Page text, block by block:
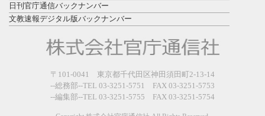
2026年7月27
日更新
政経学部の
来春開設決
定を祝...
日刊官庁通信バックナンバー
文教速報デジタル版バックナンバー
〒101-0041 東京都千代田区神田須田町2-13-14
--総務部--TEL 03-3251-5751 FAX 03-3251-5753
--編集部--TEL 03-3251-5755 FAX 03-3251-5754